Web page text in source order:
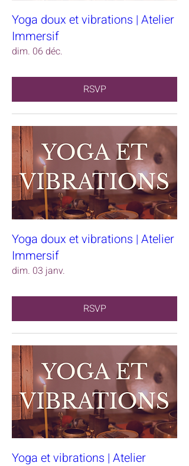
Yoga doux et vibrations | Atelier
Immersif
dim. 06 déc.
RSVP
Yoga doux et vibrations | Atelier
Immersif
dim. 03 janv.
RSVP
Yoga et vibrations | Atelier